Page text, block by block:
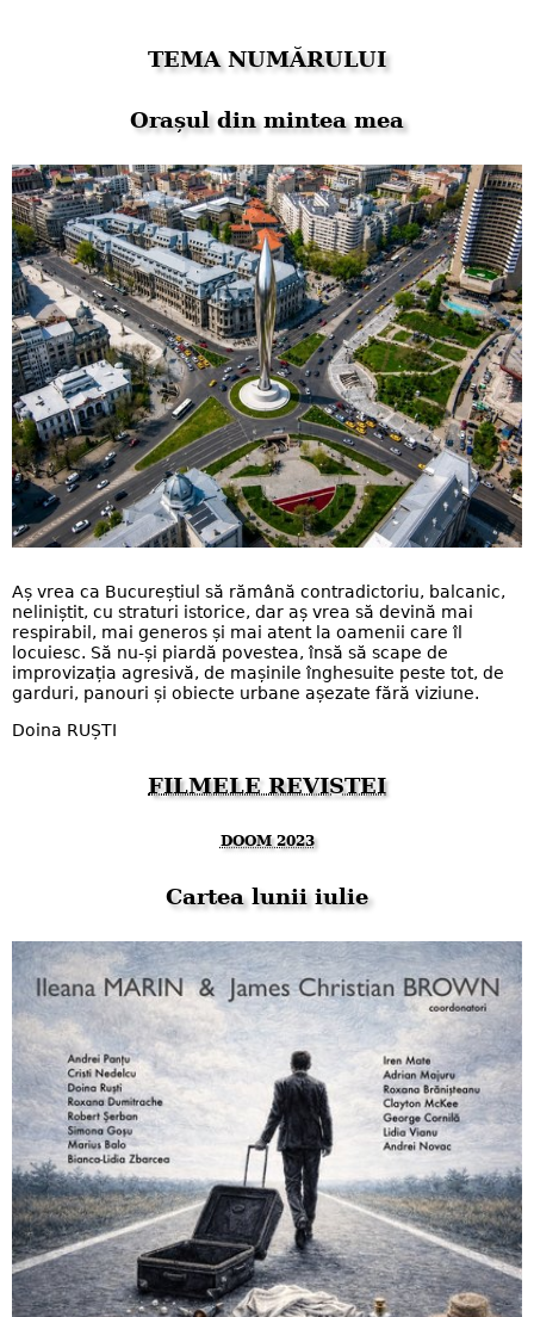
TEMA NUMĂRULUI
Orașul din mintea mea
Aș vrea ca Bucureștiul să rămână contradictoriu, balcanic,
neliniștit, cu straturi istorice, dar aș vrea să devină mai
respirabil, mai generos și mai atent la oamenii care îl
locuiesc. Să nu-și piardă povestea, însă să scape de
improvizația agresivă, de mașinile înghesuite peste tot, de
garduri, panouri și obiecte urbane așezate fără viziune.
Doina RUȘTI
FILMELE REVISTEI
DOOM 2023
Cartea lunii iulie